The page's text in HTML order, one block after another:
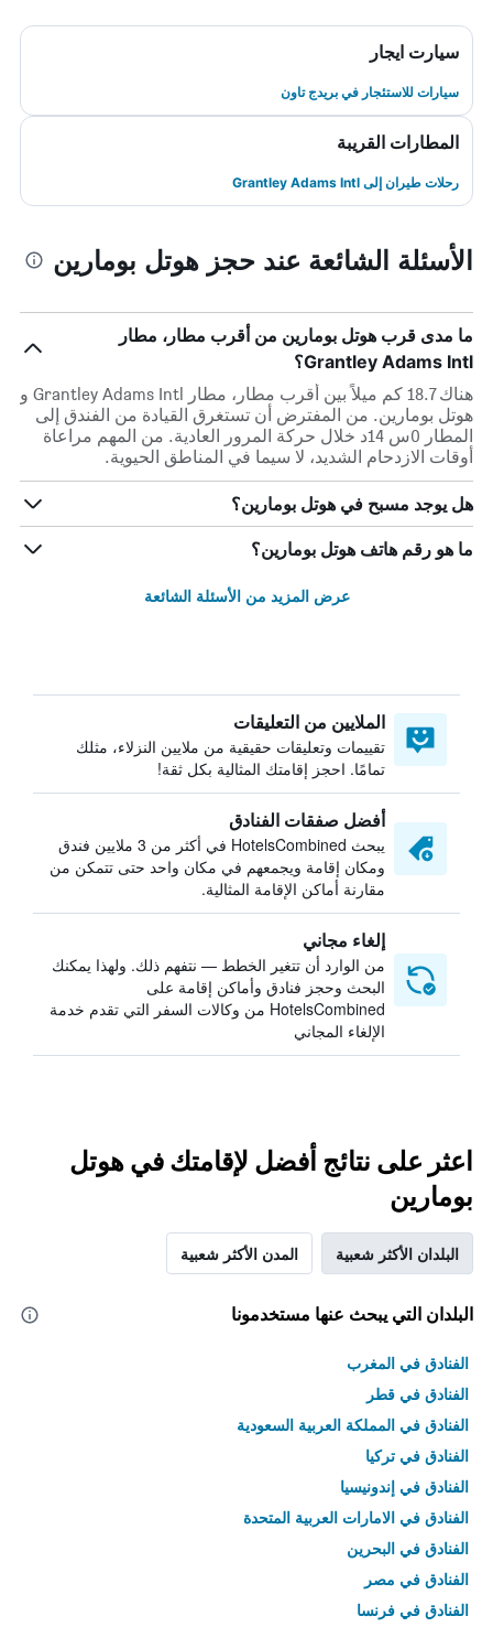
سيارت ايجار
سيارات للاستئجار في بريدج تاون
المطارات القريبة
رحلات طيران إلى Grantley Adams Intl
الأسئلة الشائعة عند حجز هوتل بومارين
ما مدى قرب هوتل بومارين من أقرب مطار، مطار
Grantley Adams Intl؟
هناك 18.7 كم ميلاً بين أقرب مطار، مطار Grantley Adams Intl و
هوتل بومارين. من المفترض أن تستغرق القيادة من الفندق إلى
المطار 0س 14د خلال حركة المرور العادية. من المهم مراعاة
أوقات الازدحام الشديد، لا سيما في المناطق الحيوية.
هل يوجد مسبح في هوتل بومارين؟
ما هو رقم هاتف هوتل بومارين؟
عرض المزيد من الأسئلة الشائعة
الملايين من التعليقات
تقييمات وتعليقات حقيقية من ملايين النزلاء، مثلك
تمامًا. احجز إقامتك المثالية بكل ثقة!
أفضل صفقات الفنادق
يبحث HotelsCombined في أكثر من 3 ملايين فندق
ومكان إقامة ويجمعهم في مكان واحد حتى تتمكن من
مقارنة أماكن الإقامة المثالية.
إلغاء مجاني
من الوارد أن تتغير الخطط — نتفهم ذلك. ولهذا يمكنك
البحث وحجز فنادق وأماكن إقامة على
HotelsCombined من وكالات السفر التي تقدم خدمة
الإلغاء المجاني
اعثر على نتائج أفضل لإقامتك في هوتل
بومارين
البلدان الأكثر شعبية المدن الأكثر شعبية
البلدان التي يبحث عنها مستخدمونا
الفنادق في المغرب
الفنادق في قطر
الفنادق في المملكة العربية السعودية
الفنادق في تركيا
الفنادق في إندونيسيا
الفنادق في الامارات العربية المتحدة
الفنادق في البحرين
الفنادق في مصر
الفنادق في فرنسا